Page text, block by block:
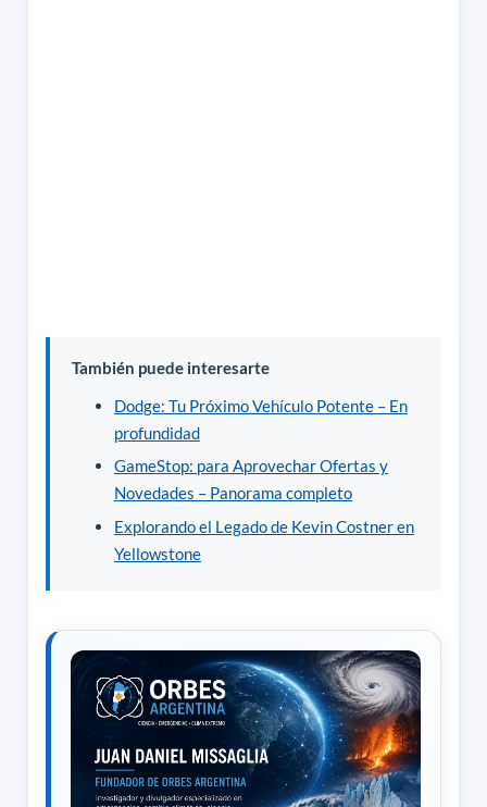
También puede interesarte
Dodge: Tu Próximo Vehículo Potente – En
profundidad
GameStop: para Aprovechar Ofertas y
Novedades – Panorama completo
Explorando el Legado de Kevin Costner en
Yellowstone